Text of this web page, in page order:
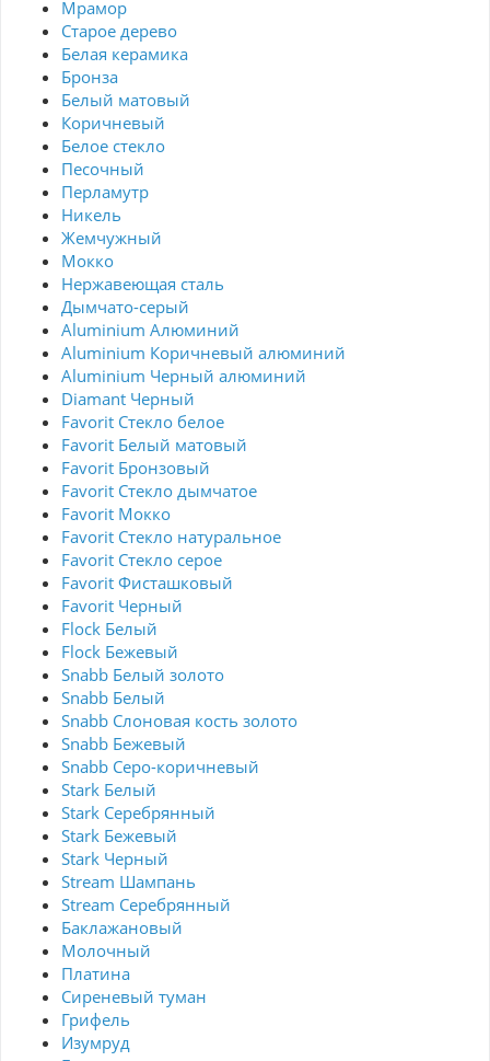
Мрамор
Старое дерево
Белая керамика
Бронза
Белый матовый
Коричневый
Белое стекло
Песочный
Перламутр
Никель
Жемчужный
Мокко
Нержавеющая сталь
Дымчато-серый
Aluminium Алюминий
Aluminium Коричневый алюминий
Aluminium Черный алюминий
Diamant Черный
Favorit Стекло белое
Favorit Белый матовый
Favorit Бронзовый
Favorit Стекло дымчатое
Favorit Мокко
Favorit Стекло натуральное
Favorit Стекло серое
Favorit Фисташковый
Favorit Черный
Flock Белый
Flock Бежевый
Snabb Белый золото
Snabb Белый
Snabb Слоновая кость золото
Snabb Бежевый
Snabb Серо-коричневый
Stark Белый
Stark Серебрянный
Stark Бежевый
Stark Черный
Stream Шампань
Stream Серебрянный
Баклажановый
Молочный
Платина
Сиреневый туман
Грифель
Изумруд